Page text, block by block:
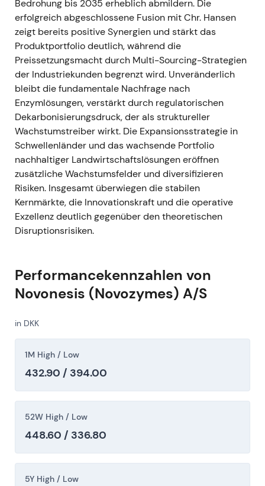
Bedrohung bis 2035 erheblich abmildern. Die
erfolgreich abgeschlossene Fusion mit Chr. Hansen
zeigt bereits positive Synergien und stärkt das
Produktportfolio deutlich, während die
Preissetzungsmacht durch Multi-Sourcing-Strategien
der Industriekunden begrenzt wird. Unveränderlich
bleibt die fundamentale Nachfrage nach
Enzymlösungen, verstärkt durch regulatorischen
Dekarbonisierungsdruck, der als struktureller
Wachstumstreiber wirkt. Die Expansionsstrategie in
Schwellenländer und das wachsende Portfolio
nachhaltiger Landwirtschaftslösungen eröffnen
zusätzliche Wachstumsfelder und diversifizieren
Risiken. Insgesamt überwiegen die stabilen
Kernmärkte, die Innovationskraft und die operative
Exzellenz deutlich gegenüber den theoretischen
Disruptionsrisiken.
Performancekennzahlen von
Novonesis (Novozymes) A/S
in DKK
1M High / Low
432.90 / 394.00
52W High / Low
448.60 / 336.80
5Y High / Low